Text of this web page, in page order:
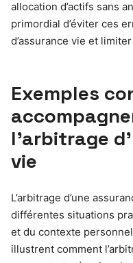
allocation d’actifs sans
primordial d’éviter ces
d’assurance vie et
Exemples
l’arbitrage
vie
L’arbitrage d’une
différentes situations
et du contexte
illustrent comment